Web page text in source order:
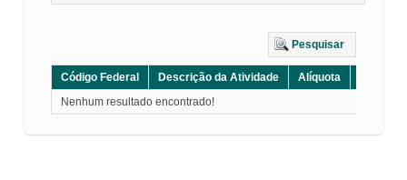
Pesquisar
Código Federal Descrição da Atividade Alíquota
Nenhum resultado encontrado!